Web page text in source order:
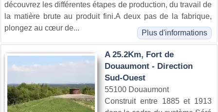
découvrez les différentes étapes de production, du travail de
la matière brute au produit fini.A deux pas de la fabrique,
plongez au cœur de...
Plus d'informations
A 25.2Km, Fort de
Douaumont - Direction
Sud-Ouest
55100 Douaumont
Construit entre 1885 et 1913